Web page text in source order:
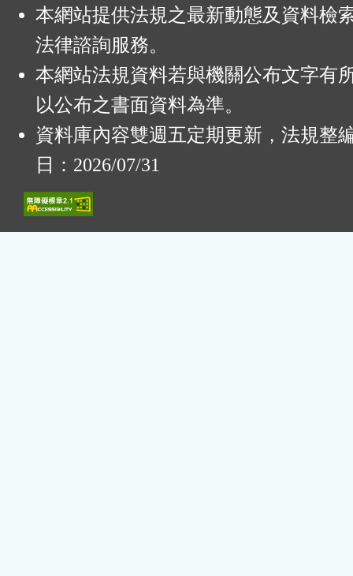
本網站提供法規之最新動態及資料檢
法律諮詢服務。
本網站法規資料若與機關公布文字有
以公布之書面資料為準。
資料庫內容雙週五定期更新，法規整
日：2026/07/31